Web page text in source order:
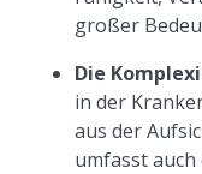
großer
Die
in der
aus der
umfasst